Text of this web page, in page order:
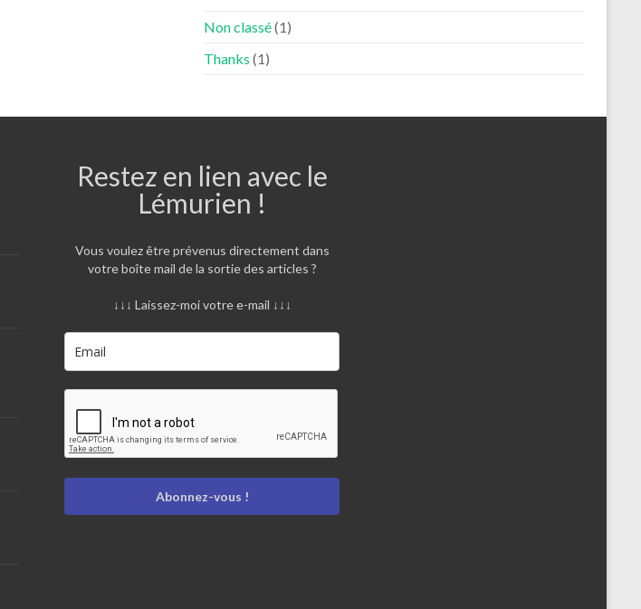
Non classé(1)
Thanks (1)
Restez en lien avec le
Lémurien !
Vous voulez être prévenus directement dans
votre boîte mail de la sortie des articles ?
↓↓↓ Laissez-moi votre e-mail ↓↓↓
Abonnez-vous !